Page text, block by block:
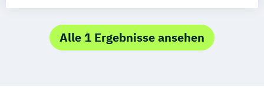
Marketing
Marketing & Sales Management
Alle 1 Ergebnisse ansehen